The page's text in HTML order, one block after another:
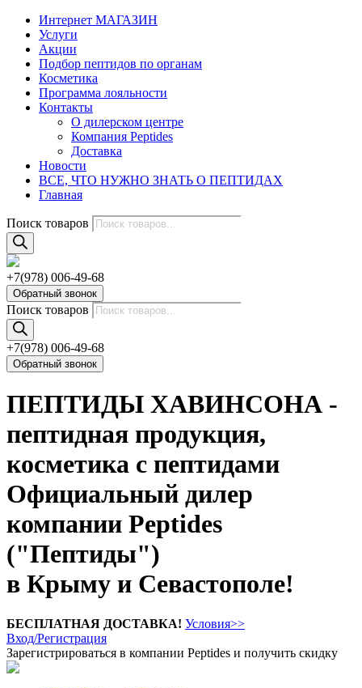
Интернет МАГАЗИН
Услуги
Акции
Подбор пептидов по органам
Косметика
Программа лояльности
Контакты
О дилерском центре
Компания Peptides
Доставка
Новости
ВСЕ, ЧТО НУЖНО ЗНАТЬ О ПЕПТИДАХ
Главная
Поиск товаров
+7(978) 006-49-68
Обратный звонок
Поиск товаров
+7(978) 006-49-68
Обратный звонок
ПЕПТИДЫ ХАВИНСОНА -
пептидная продукция,
косметика с пептидами
Официальный дилер
компании Peptides
("Пептиды")
в Крыму и Севастополе!
БЕСПЛАТНАЯ ДОСТАВКА! Условия>>
Вход/Регистрация
Зарегистрироваться в компании Peptides и получить скидку